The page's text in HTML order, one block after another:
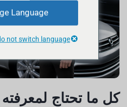
كل ما تحتاج
Language
not switch language